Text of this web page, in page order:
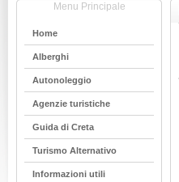
Menu Principale
Home
Alberghi
Αutonoleggio
Agenzie turistiche
Guida di Creta
Turismo Alternativo
Informazioni utili